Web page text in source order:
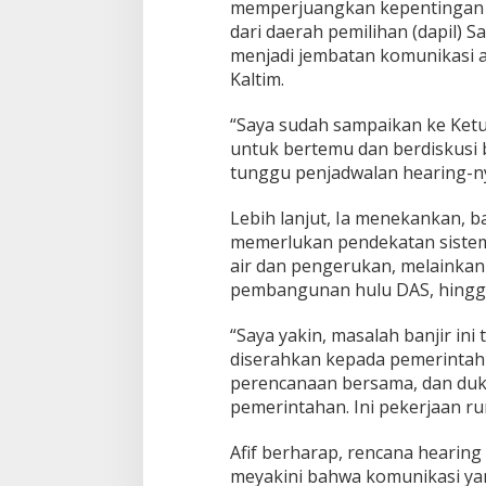
memperjuangkan
dari daerah pemilihan (dapil)
menjadi jembatan komunikasi
Kaltim.
“Saya sudah sampaikan ke
untuk bertemu dan berdiskusi
tunggu penjadwalan hearing-
Lebih lanjut, Ia menekankan,
memerlukan pendekatan
air dan pengerukan,
pembangunan hulu DAS,
“Saya yakin, masalah banjir
diserahkan kepada
perencanaan bersama, dan
pemerintahan. Ini pekerjaan
Afif berharap, rencana
meyakini bahwa komunikasi